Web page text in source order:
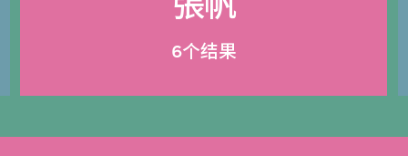
6个结果